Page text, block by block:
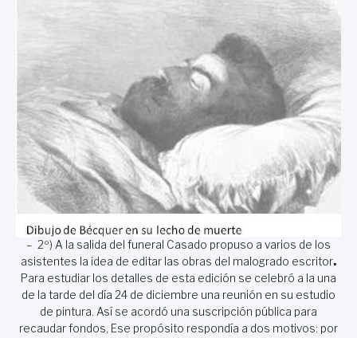
– 2º) A la salida del funeral Casado propuso a varios de los
asistentes la idea de editar las obras del malogrado escritor.
Para estudiar los detalles de esta edición se celebró a la una
de la tarde del día 24 de diciembre una reunión en su estudio
de pintura. Así se acordó una suscripción pública para
recaudar fondos, Ese propósito respondía a dos motivos: por